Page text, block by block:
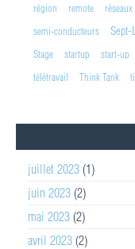
région
remote
semi-conducteurs
Sept-
Stage
startup start-up
télétravail
Think Tank
juillet 2023 (1)
juin 2023 (2)
mai 2023 (2)
avril 2023 (2)